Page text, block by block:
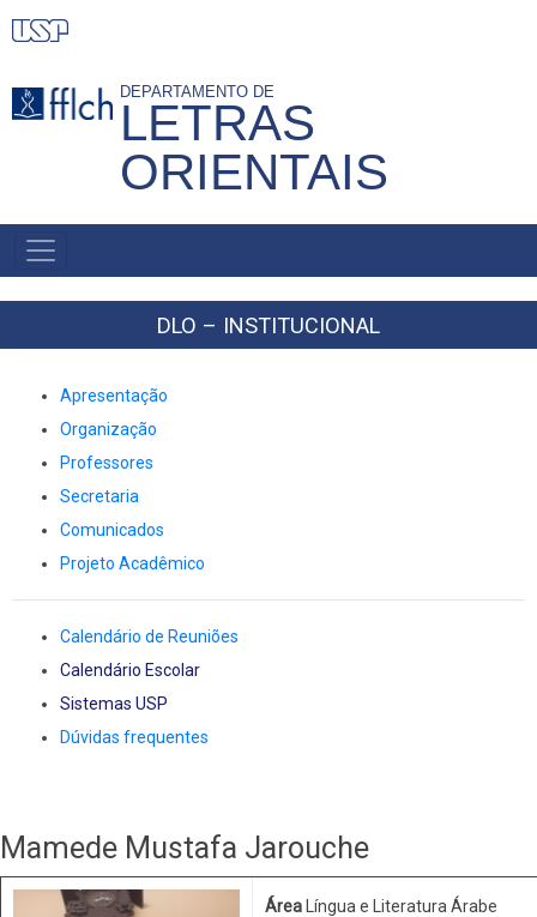
Pular
conteúdo
DEPARTAMENTO DE
LETRAS
ORIENTAIS
NAVEGAÇÃO
PRINCIPAL
DLO – INSTITUCIONAL
Apresentação
Organização
Professores
Secretaria
Comunicados
Projeto Acadêmico
Calendário de Reuniões
Calendário Escolar
Sistemas USP
Dúvidas frequentes
Mamede Mustafa Jarouche
Área Língua e Literatura Árabe